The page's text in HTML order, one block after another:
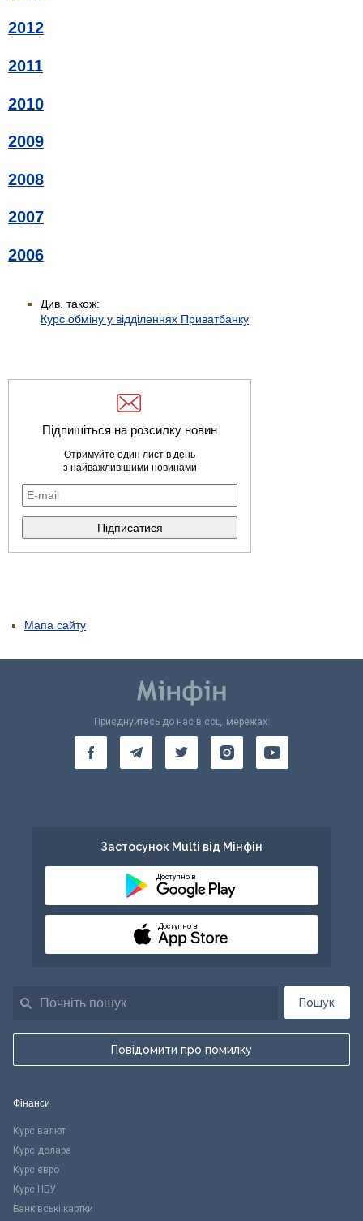
2012
2011
2010
2009
2008
2007
2006
Див. також:
Курс обміну у відділеннях Приватбанку
Підпишіться на розсилку новин
Отримуйте один лист в день
з найважливішими новинами
Мапа сайту
Пошук
Повідомити про помилку
Приєднуйтесь до нас в соц. мережах:
Застосунок Multi від Мінфін
Доступно в
Доступно в
Фінанси
Курс валют
Курс долара
Курс євро
Курс НБУ
Банківські картки